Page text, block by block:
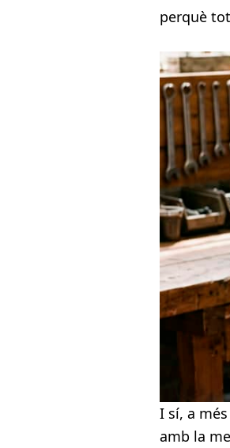
perquè
I sí, a
amb la